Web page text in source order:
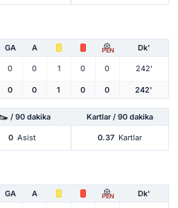
GA A PEN Dk'
0 0 1 0 0 242'
0 0 1 0 0 242'
/ 90 dakika Kartlar / 90 dakika
0 Asist 0.37 Kartlar
GA A PEN Dk'